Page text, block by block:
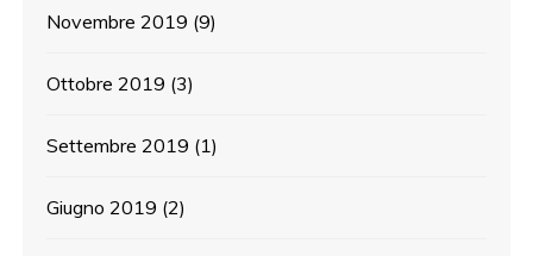
Novembre 2019 (9)
Ottobre 2019 (3)
Settembre 2019 (1)
Giugno 2019 (2)